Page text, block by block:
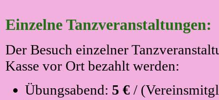
Einzelne Tanzveranstaltungen:
Der Besuch einzelner
Kasse vor Ort bezahlt werden:
Übungsabend: 5 € /